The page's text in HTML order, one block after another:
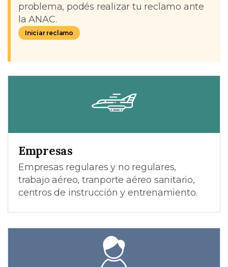
problema, podés realizar tu reclamo ante
la ANAC.
Iniciar reclamo
Empresas
Empresas regulares y no regulares,
trabajo aéreo, tranporte aéreo sanitario,
centros de instrucción y entrenamiento.